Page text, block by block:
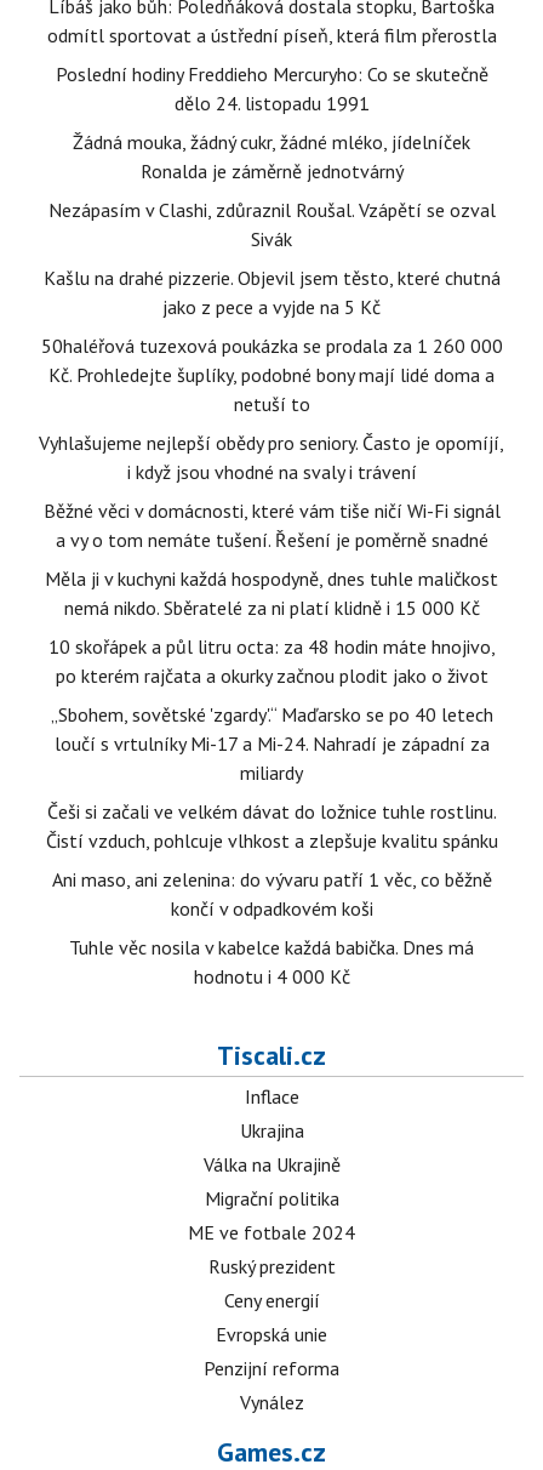
Líbáš jako bůh: Poledňáková dostala stopku, Bartoška
odmítl sportovat a ústřední píseň, která film přerostla
Poslední hodiny Freddieho Mercuryho: Co se skutečně
dělo 24. listopadu 1991
Žádná mouka, žádný cukr, žádné mléko, jídelníček
Ronalda je záměrně jednotvárný
Nezápasím v Clashi, zdůraznil Roušal. Vzápětí se ozval
Sivák
Kašlu na drahé pizzerie. Objevil jsem těsto, které chutná
jako z pece a vyjde na 5 Kč
50haléřová tuzexová poukázka se prodala za 1 260 000
Kč. Prohledejte šuplíky, podobné bony mají lidé doma a
netuší to
Vyhlašujeme nejlepší obědy pro seniory. Často je opomíjí,
i když jsou vhodné na svaly i trávení
Běžné věci v domácnosti, které vám tiše ničí Wi-Fi signál
a vy o tom nemáte tušení. Řešení je poměrně snadné
Měla ji v kuchyni každá hospodyně, dnes tuhle maličkost
nemá nikdo. Sběratelé za ni platí klidně i 15 000 Kč
10 skořápek a půl litru octa: za 48 hodin máte hnojivo,
po kterém rajčata a okurky začnou plodit jako o život
„Sbohem, sovětské 'zgardy'.“ Maďarsko se po 40 letech
loučí s vrtulníky Mi-17 a Mi-24. Nahradí je západní za
miliardy
Češi si začali ve velkém dávat do ložnice tuhle rostlinu.
Čistí vzduch, pohlcuje vlhkost a zlepšuje kvalitu spánku
Ani maso, ani zelenina: do vývaru patří 1 věc, co běžně
končí v odpadkovém koši
Tuhle věc nosila v kabelce každá babička. Dnes má
hodnotu i 4 000 Kč
Tiscali.cz
Inflace
Ukrajina
Válka na Ukrajině
Migrační politika
ME ve fotbale 2024
Ruský prezident
Ceny energií
Evropská unie
Penzijní reforma
Vynález
Games.cz